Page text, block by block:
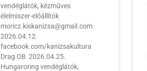
vendéglátók, kézműves
élelmiszer-előállítók
moricz.kiskanizsa@gmail.com
2026.04.12.
facebook.com/kanizsakultura
Drag OB 2026.04.25.
Hungaroring vendéglátók,